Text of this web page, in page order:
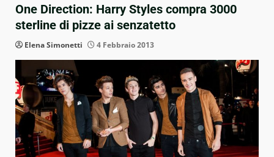
One Direction: Harry Styles compra 3000
sterline di pizze ai senzatetto
Elena Simonetti 4 Febbraio 2013